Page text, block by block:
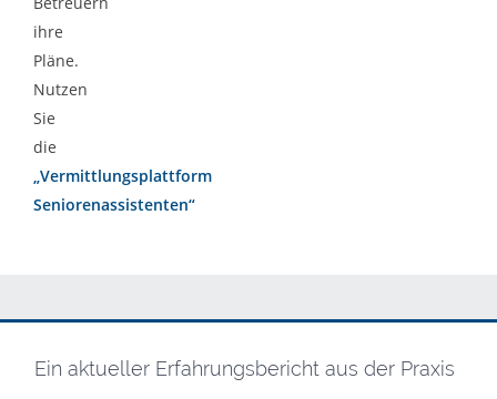
ihre
Pläne.
Nutzen
Sie
die
„Vermittlungsplattform
Seniorenassistenten“
Ein aktueller Erfahrungsbericht aus der Praxis